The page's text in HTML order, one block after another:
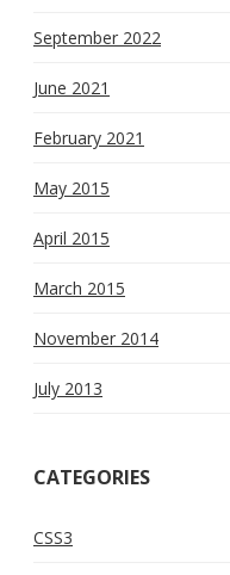
September 2022
June 2021
February 2021
May 2015
April 2015
March 2015
November 2014
July 2013
CATEGORIES
CSS3